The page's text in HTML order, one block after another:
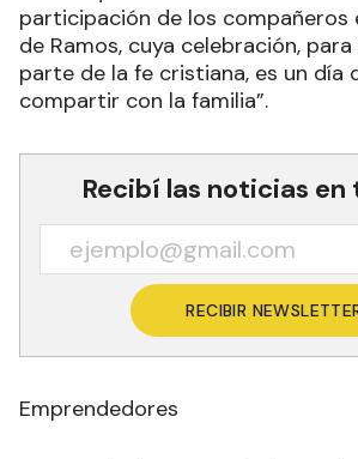
participación de los compañeros
de Ramos, cuya celebración,
parte de la fe cristiana, es un día
compartir con la familia”.
Recibí las noticias en
RECIBIR
Emprendedores